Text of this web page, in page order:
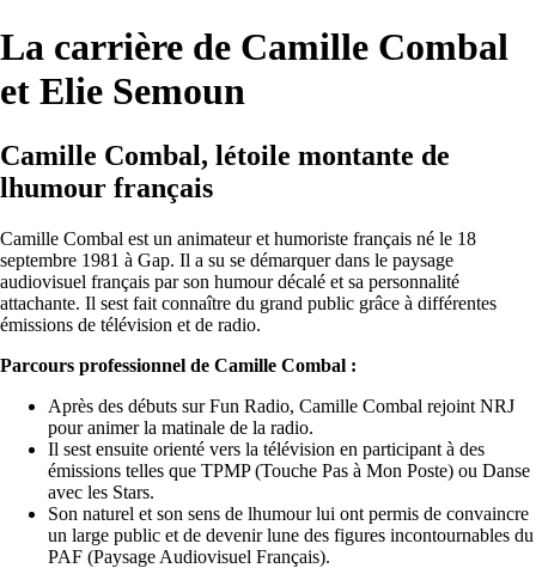
La carrière de Camille Combal
et Elie Semoun
Camille Combal, létoile montante de
lhumour français
Camille Combal est un animateur et humoriste français né le 18
septembre 1981 à Gap. Il a su se démarquer dans le paysage
audiovisuel français par son humour décalé et sa personnalité
attachante. Il sest fait connaître du grand public grâce à différentes
émissions de télévision et de radio.
Parcours professionnel de Camille Combal :
Après des débuts sur Fun Radio, Camille Combal rejoint NRJ
pour animer la matinale de la radio.
Il sest ensuite orienté vers la télévision en participant à des
émissions telles que TPMP (Touche Pas à Mon Poste) ou Danse
avec les Stars.
Son naturel et son sens de lhumour lui ont permis de convaincre
un large public et de devenir lune des figures incontournables du
PAF (Paysage Audiovisuel Français).